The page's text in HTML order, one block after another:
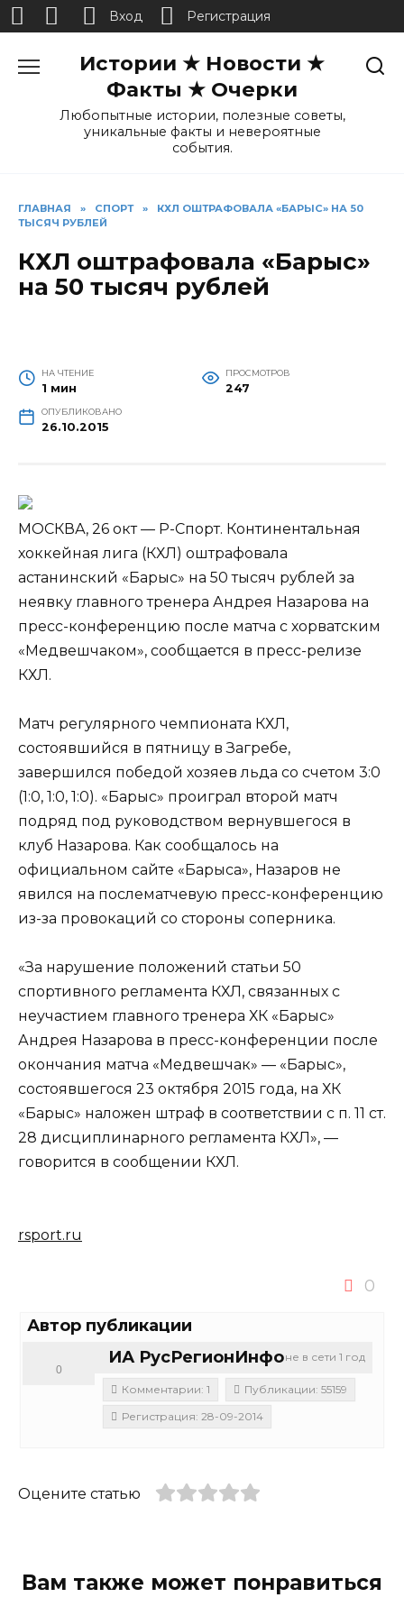
Истории ★ Новости ★
Факты ★ Очерки
Любопытные истории, полезные советы,
уникальные факты и невероятные
события.
ГЛАВНАЯ » СПОРТ »
КХЛ ОШТРАФОВАЛА «БАРЫС» НА 50
ТЫСЯЧ РУБЛЕЙ
КХЛ оштрафовала «Барыс»
на 50 тысяч рублей
НА ЧТЕНИЕ
1 мин
ПРОСМОТРОВ
247
ОПУБЛИКОВАНО
26.10.2015
МОСКВА, 26 окт — Р-Спорт. Континентальная
хоккейная лига (КХЛ) оштрафовала
астанинский «Барыс» на 50 тысяч рублей за
неявку главного тренера Андрея Назарова на
пресс-конференцию после матча с хорватским
«Медвешчаком», сообщается в пресс-релизе
КХЛ.
Матч регулярного чемпионата КХЛ,
состоявшийся в пятницу в Загребе,
завершился победой хозяев льда со счетом 3:0
(1:0, 1:0, 1:0). «Барыс» проиграл второй матч
подряд под руководством вернувшегося в
клуб Назарова. Как сообщалось на
официальном сайте «Барыса», Назаров не
явился на послематчевую пресс-конференцию
из-за провокаций со стороны соперника.
«За нарушение положений статьи 50
спортивного регламента КХЛ, связанных с
неучастием главного тренера ХК «Барыс»
Андрея Назарова в пресс-конференции после
окончания матча «Медвешчак» — «Барыс»,
состоявшегося 23 октября 2015 года, на ХК
«Барыс» наложен штраф в соответствии с п. 11 ст.
28 дисциплинарного регламента КХЛ», —
говорится в сообщении КХЛ.
rsport.ru
0
Автор публикации
не в сети 1 год
ИА РусРегионИнфо
0
Комментарии: 1
Публикации: 55159
Регистрация: 28-09-2014
Оцените статью
Вам также может понравиться
Вход Регистрация